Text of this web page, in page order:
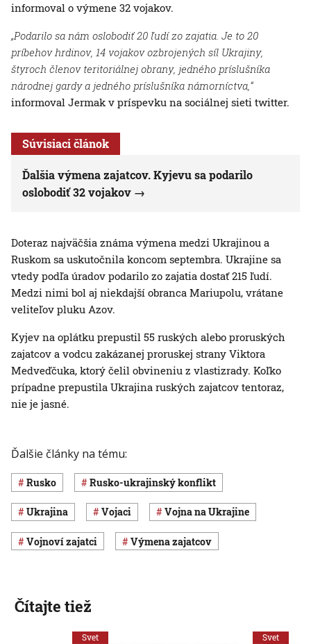
informoval o výmene 32 vojakov.
„Podarilo sa nám oslobodiť 20 ľudí zo zajatia. Je to 20
príbehov hrdinov, 14 vojakov ozbrojených síl Ukrajiny,
štyroch členov teritoriálnej obrany, jedného príslušníka
národnej gardy a jedného príslušníka námorníctva,“
informoval Jermak v príspevku na sociálnej sieti twitter.
Súvisiaci článok
Ďalšia výmena zajatcov. Kyjevu sa podarilo
oslobodiť 32 vojakov
Doteraz najväčšia známa výmena medzi Ukrajinou a
Ruskom sa uskutočnila koncom septembra. Ukrajine sa
vtedy podľa úradov podarilo zo zajatia dostať 215 ľudí.
Medzi nimi bol aj niekdajší obranca Mariupolu, vrátane
veliteľov pluku Azov.
Kyjev na oplátku prepustil 55 ruských alebo proruských
zajatcov a vodcu zakázanej proruskej strany Viktora
Medveďčuka, ktorý čelil obvineniu z vlastizrady. Koľko
prípadne prepustila Ukrajina ruských zajatcov tentoraz,
nie je jasné.
Ďalšie články na tému:
Rusko rusko-ukrajinský konflikt
Ukrajina vojaci vojna na Ukrajine
Vojnoví zajatci výmena zajatcov
Čítajte tiež
Svet Svet